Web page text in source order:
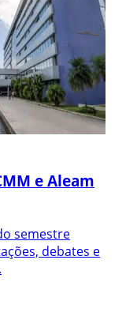
e Aleam
semestre
debates e